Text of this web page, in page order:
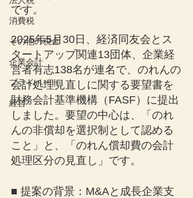
消費税
その他の税金
企業会計
プライベート
経営
です。
2025年5月30日、経済同友会とス
タートアップ関連13団体、企業経
営者有志138名が連名で、のれんの
会計処理見直しに関する要望書を
財務会計基準機構（FASF）に提出
しました。要望の中心は、「のれ
んの非償却を選択制として認める
こと」と、「のれん償却費の会計
処理区分の見直し」です。
■ 提案の背景：M&Aと成長企業支